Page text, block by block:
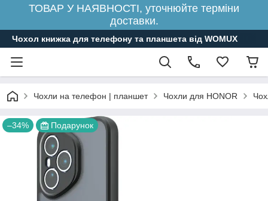
ТОВАР У НАЯВНОСТІ, уточнюйте терміни
доставки.
Чохол книжка для телефону та планшета від WOMUX
Чохли на телефон | планшет Чохли для HONOR
–34% Подарунок